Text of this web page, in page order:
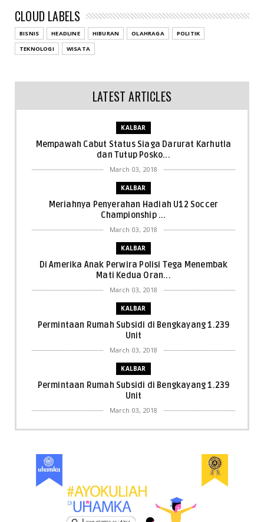
CLOUD LABELS
BISNIS HEADLINE HIBURAN OLAHRAGA
POLITIK
TEKNOLOGI
WISATA
LATEST ARTICLES
KALBAR
Mempawah Cabut Status Siaga Darurat Karhutla
dan Tutup Posko...
March 03, 2018
KALBAR
Meriahnya Penyerahan Hadiah U12 Soccer
Championship ...
March 03, 2018
KALBAR
Di Amerika Anak Perwira Polisi Tega Menembak
Mati Kedua Oran...
March 03, 2018
KALBAR
Permintaan Rumah Subsidi di Bengkayang 1.239
Unit
March 03, 2018
KALBAR
Permintaan Rumah Subsidi di Bengkayang 1.239
Unit
March 03, 2018
KALBAR
KALBAR
Orangutan Masuk ke Asrama Mahasiswi STAI Al-
Haudl Ketapang ....